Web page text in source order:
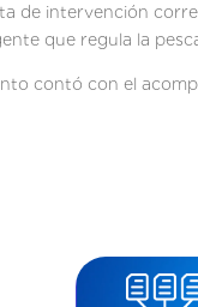
de intervención
que regula la
contó con el